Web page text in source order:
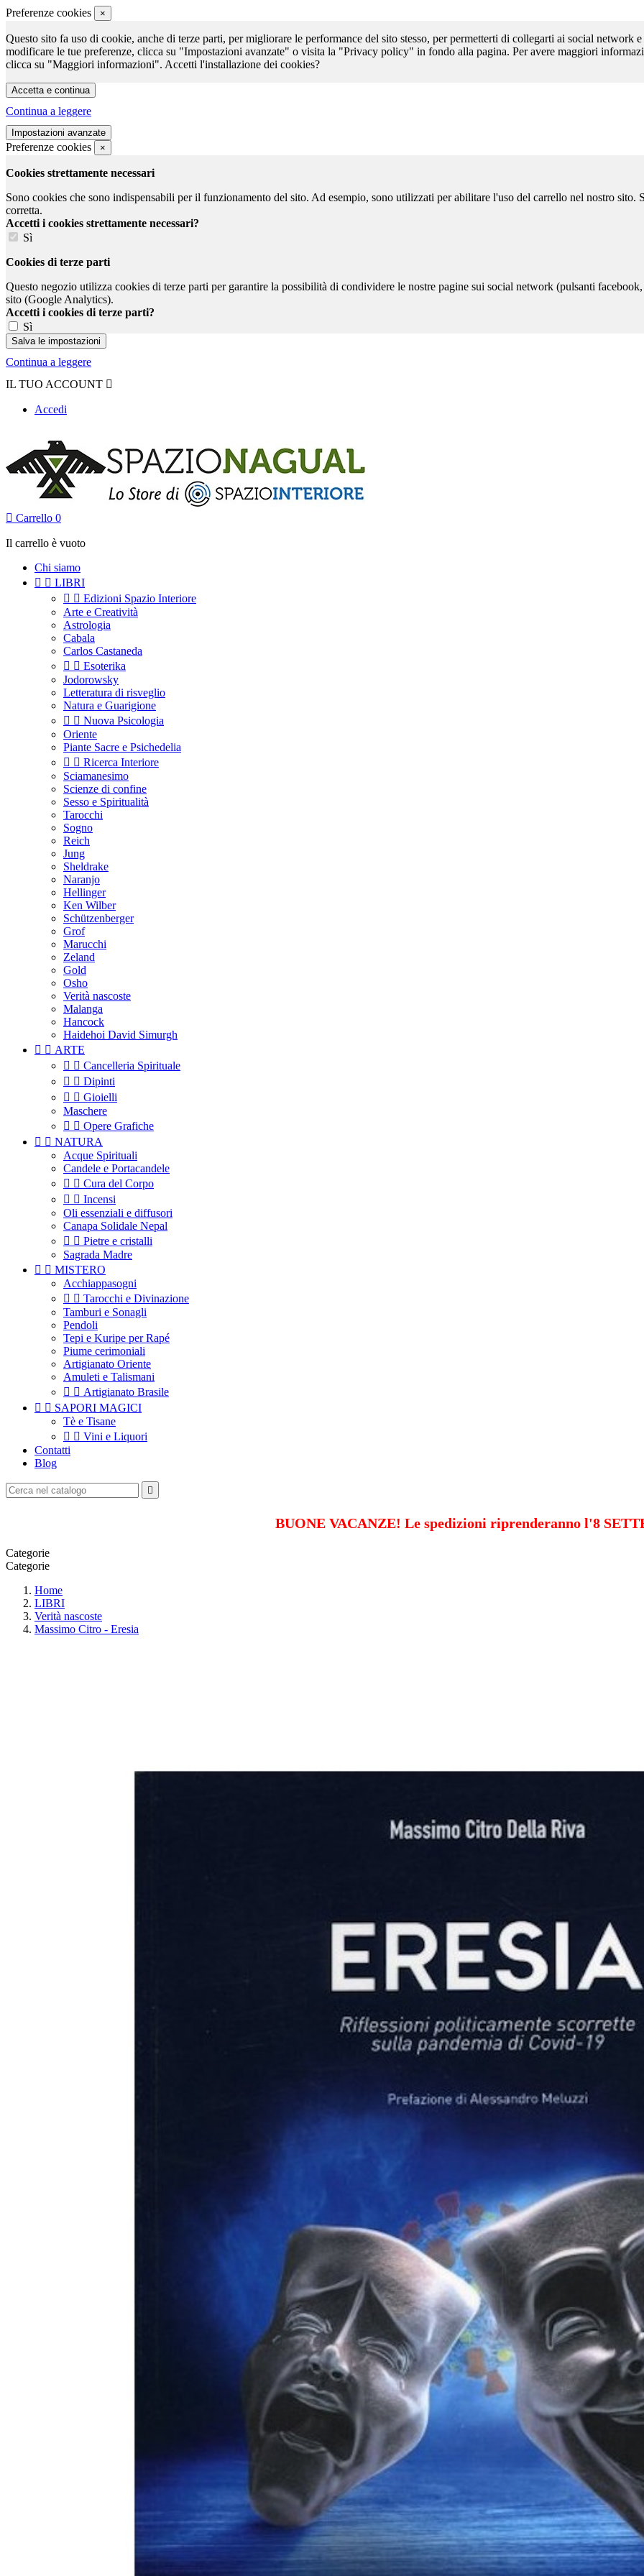
Preferenze cookies ×
Questo sito fa uso di cookie, anche di terze parti, per migliorare le performance del sito stesso, per permetterti di collegarti ai social network
modificare le tue preferenze, clicca su "Impostazioni avanzate" o visita la "Privacy policy" in fondo alla pagina. Per avere maggiori
clicca su "Maggiori informazioni". Accetti l'installazione dei cookies?
Continua a leggere
Preferenze cookies ×
Cookies strettamente necessari
Sono cookies che sono indispensabili per il funzionamento del sito. Ad esempio, sono utilizzati per abilitare l'uso del carrello nel nostro sito.
corretta.
Accetti i cookies strettamente necessari?
Sì
Cookies di terze parti
Questo negozio utilizza cookies di terze parti per garantire la possibilità di condividere le nostre pagine sui social network (pulsanti
sito (Google Analytics).
Accetti i cookies di terze parti?
Sì
Continua a leggere
IL TUO ACCOUNT 
Accedi
 Carrello 0
Il carrello è vuoto
Chi siamo
  LIBRI
  Edizioni Spazio Interiore
Arte e Creatività
Astrologia
Cabala
Carlos Castaneda
  Esoterika
Jodorowsky
Letteratura di risveglio
Natura e Guarigione
  Nuova Psicologia
Oriente
Piante Sacre e Psichedelia
  Ricerca Interiore
Sciamanesimo
Scienze di confine
Sesso e Spiritualità
Tarocchi
Sogno
Reich
Jung
Sheldrake
Naranjo
Hellinger
Ken Wilber
Schützenberger
Grof
Marucchi
Zeland
Gold
Osho
Verità nascoste
Malanga
Hancock
Haidehoi David Simurgh
  ARTE
  Cancelleria Spirituale
  Dipinti
  Gioielli
Maschere
  Opere Grafiche
  NATURA
Acque Spirituali
Candele e Portacandele
  Cura del Corpo
  Incensi
Oli essenziali e diffusori
Canapa Solidale Nepal
  Pietre e cristalli
Sagrada Madre
  MISTERO
Acchiappasogni
  Tarocchi e Divinazione
Tamburi e Sonagli
Pendoli
Tepi e Kuripe per Rapé
Piume cerimoniali
Artigianato Oriente
Amuleti e Talismani
  Artigianato Brasile
  SAPORI MAGICI
Tè e Tisane
  Vini e Liquori
Contatti
Blog

BUONE VACANZE! Le spedizioni riprenderanno l'8
Categorie
Categorie
Home
LIBRI
Verità nascoste
Massimo Citro - Eresia